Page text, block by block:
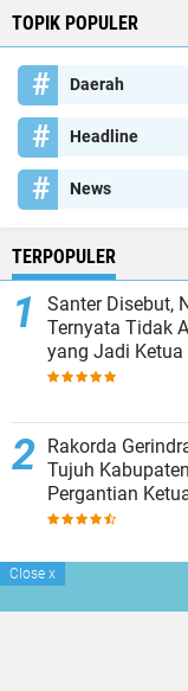
TOPIK POPULER
Daerah
Headline
News
TERPOPULER
Santer Disebut,
Ternyata Tidak
yang Jadi Ketua
Kabupaten
Rakorda
Tujuh
Pergantian
Polres Soppeng
AKBP Hari Budiyanto Minta Anggotanya
Close x